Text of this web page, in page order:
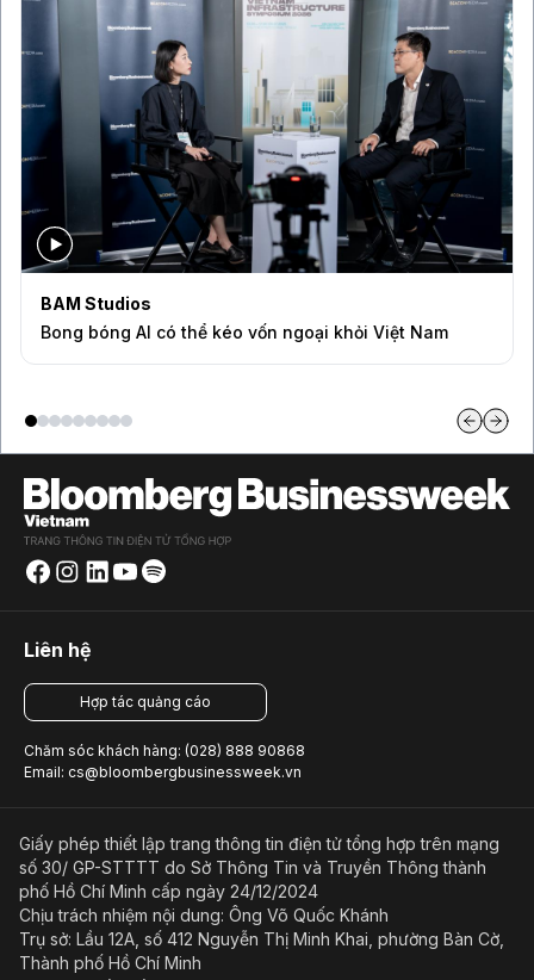
BAM Studios
Bong bóng AI có thể kéo vốn ngoại khỏi Việt Nam
Liên hệ
Hợp tác quảng cáo
Chăm sóc khách hàng: (028) 888 90868
Email: cs@bloombergbusinessweek.vn
Giấy phép thiết lập trang thông tin điện tử tổng hợp trên mạng
số 30/ GP-STTTT do Sở Thông Tin và Truyền Thông thành
phố Hồ Chí Minh cấp ngày 24/12/2024
Chịu trách nhiệm nội dung: Ông Võ Quốc Khánh
Trụ sở: Lầu 12A, số 412 Nguyễn Thị Minh Khai, phường Bàn Cờ,
Thành phố Hồ Chí Minh